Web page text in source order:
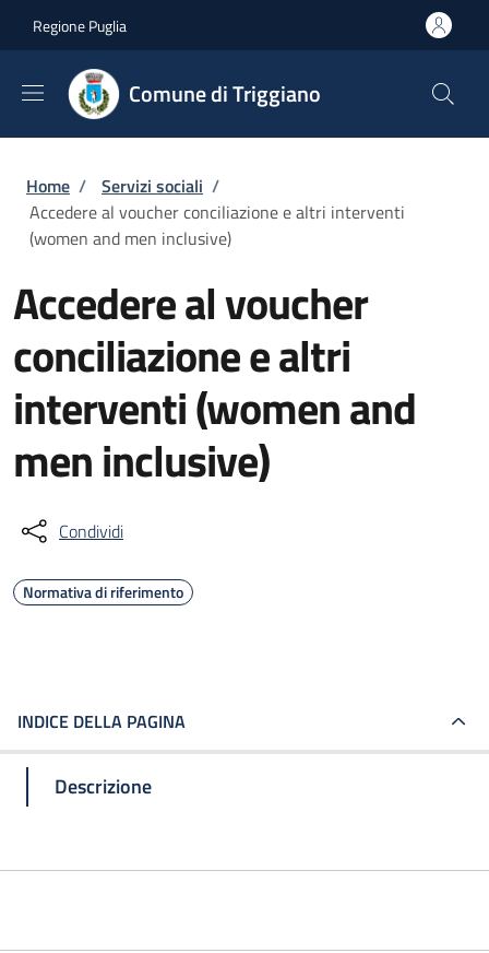
Regione Puglia
Comune di Triggiano
Briciole di pane
Home / Servizi sociali /
Accedere al voucher conciliazione e altri interventi
(women and men inclusive)
Accedere al voucher
conciliazione e altri
interventi (women and
men inclusive)
Condividi
Normativa di riferimento
INDICE DELLA PAGINA
Descrizione